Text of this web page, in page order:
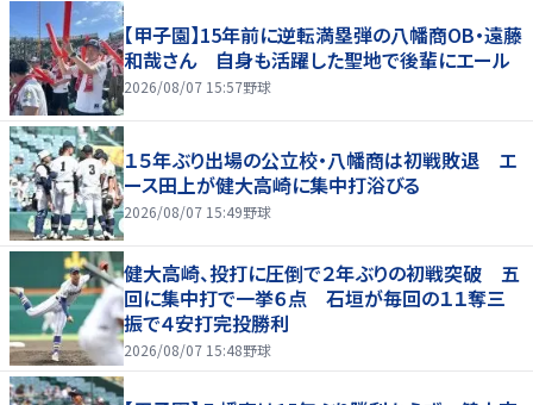
【甲子園】15年前に逆転満塁弾の八幡商OB・遠藤
和哉さん 自身も活躍した聖地で後輩にエール
2026/08/07 15:57野球
１５年ぶり出場の公立校・八幡商は初戦敗退 エ
ース田上が健大高崎に集中打浴びる
2026/08/07 15:49野球
健大高崎、投打に圧倒で２年ぶりの初戦突破 五
回に集中打で一挙６点 石垣が毎回の１１奪三
振で４安打完投勝利
2026/08/07 15:48野球